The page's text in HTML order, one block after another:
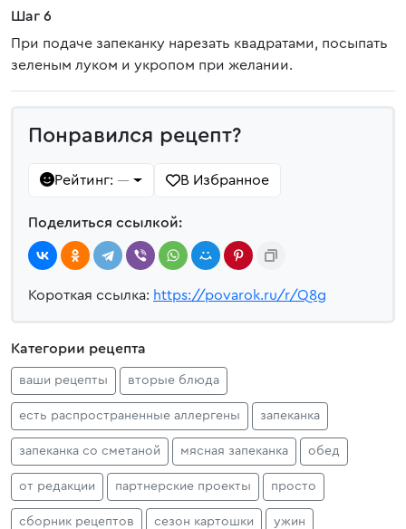
Шаг 6
При подаче запеканку нарезать квадратами, посыпать
зеленым луком и укропом при желании.
Понравился рецепт?
Рейтинг: — В Избранное
Поделиться ссылкой:
Короткая ссылка: https://povarok.ru/r/Q8g
Категории рецепта
ваши рецепты вторые блюда
есть распространенные аллергены запеканка
запеканка со сметаной мясная запеканка обед
от редакции партнерские проекты просто
сборник рецептов сезон картошки ужин